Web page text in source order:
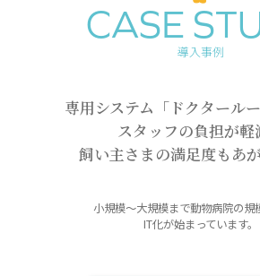
CASE
導入事例
専用システム「ドクタール
スタッフの負担が軽
飼い主さまの満足度もあ
小規模～大規模まで動物病院の規
IT化が始まっています。